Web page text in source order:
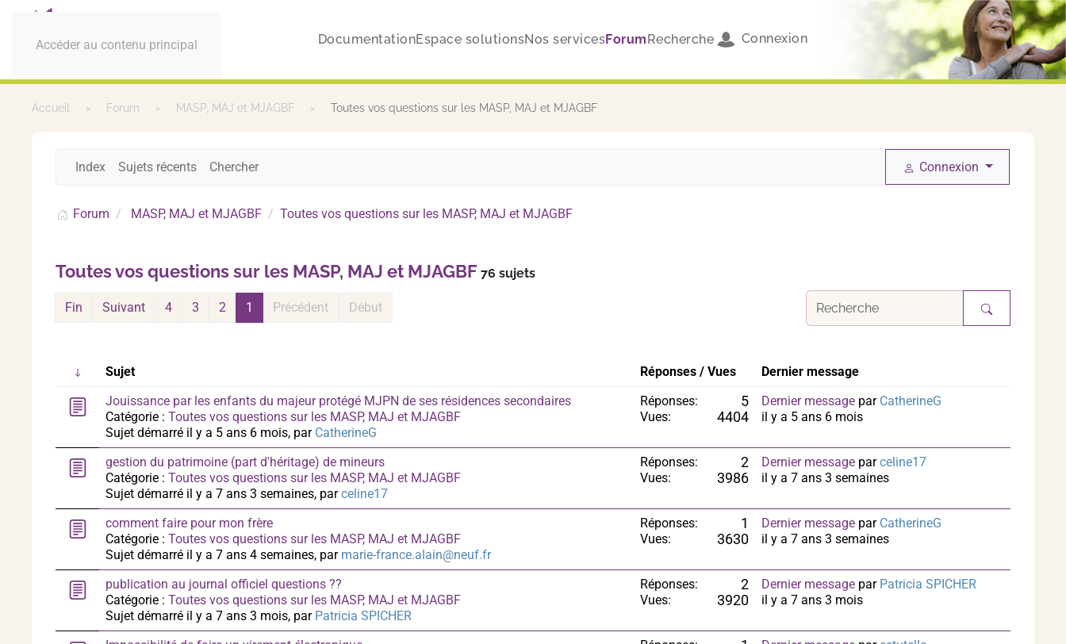
Accéder au contenu principal DocumentationEspace solutionsNos servicesForumRecherche Connexion
Accueil Forum MASP, MAJ et MJAGBF Toutes vos questions sur les MASP, MAJ et MJAGBF
Index Sujets récents Chercher Connexion
Forum MASP, MAJ et MJAGBF Toutes vos questions sur les MASP, MAJ et MJAGBF
Toutes vos questions sur les MASP, MAJ et MJAGBF 76 sujets
Début
Précédent
1
2
3
4
Suivant
Fin
Sujet Réponses / Vues
Dernier message
Jouissance par les enfants du majeur protégé MJPN de ses résidences secondaires
Catégorie : Toutes vos questions sur les MASP, MAJ et MJAGBF
Sujet démarré il y a 5 ans 6 mois, par CatherineG
Réponses: 5
Vues: 4404
Dernier message par CatherineG
il y a 5 ans 6 mois
gestion du patrimoine (part d'héritage) de mineurs
Catégorie : Toutes vos questions sur les MASP, MAJ et MJAGBF
Sujet démarré il y a 7 ans 3 semaines, parceline17
Réponses: 2
Vues: 3986
Dernier message parceline17
il y a 7 ans 3 semaines
comment faire pour mon frère
Catégorie : Toutes vos questions sur les MASP, MAJ et MJAGBF
Sujet démarré il y a 7 ans 4 semaines, par marie-france.alain@neuf.fr
Réponses: 1
Vues: 3630
Dernier message par CatherineG
il y a 7 ans 3 semaines
publication au journal officiel questions ??
Catégorie : Toutes vos questions sur les MASP, MAJ et MJAGBF
Sujet démarré il y a 7 ans 3 mois, par Patricia SPICHER
Réponses: 2
Vues: 3920
Dernier message par Patricia SPICHER
il y a 7 ans 3 mois